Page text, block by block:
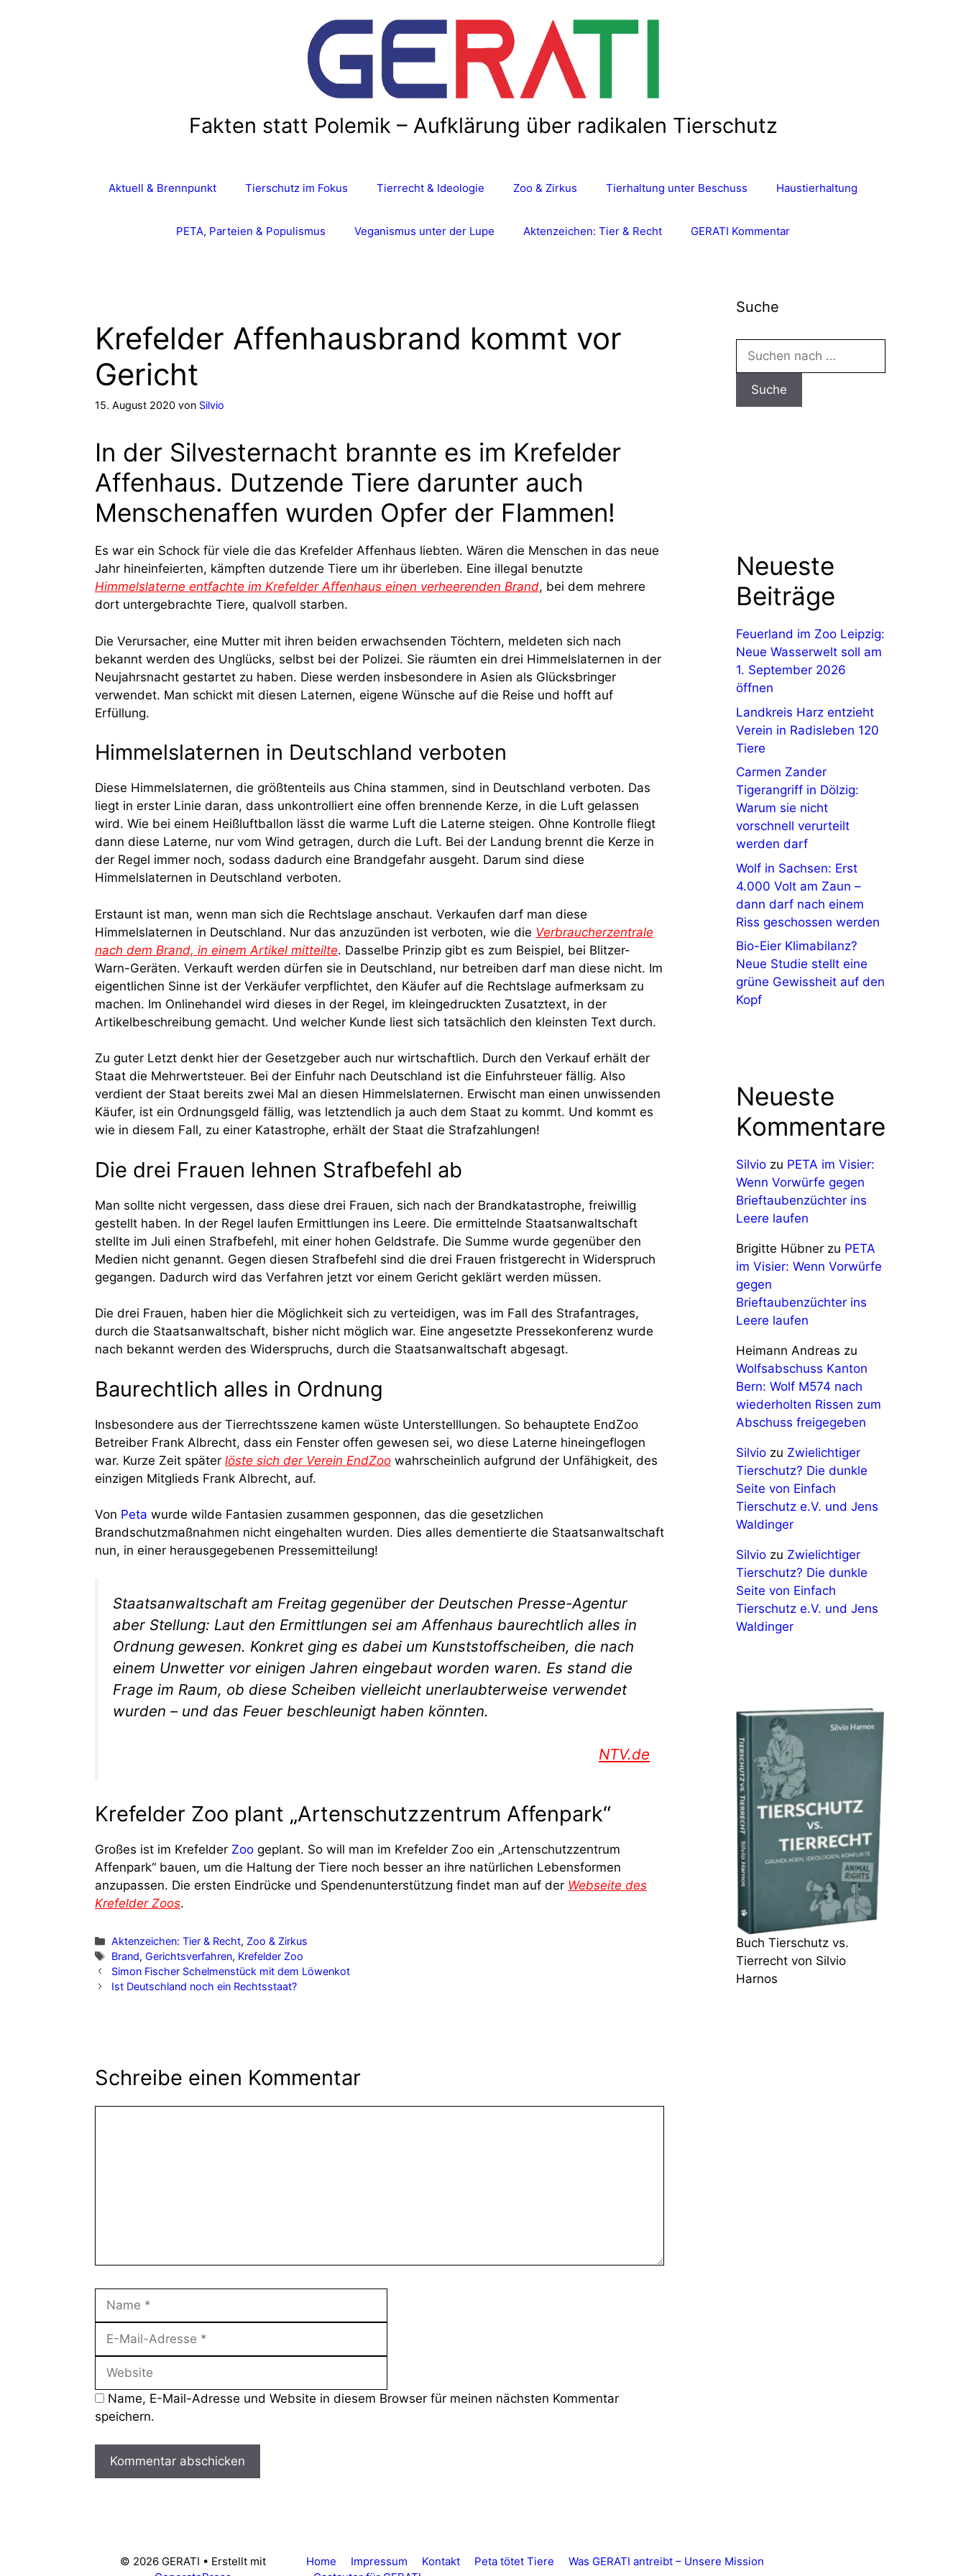
Fakten statt Polemik – Aufklärung über radikalen Tierschutz
Aktuell & Brennpunkt Tierschutz im Fokus Tierrecht & Ideologie Zoo & Zirkus Tierhaltung unter Beschuss Haustierhaltung
PETA, Parteien & Populismus Veganismus unter der Lupe Aktenzeichen: Tier & Recht GERATI Kommentar
Krefelder Affenhausbrand kommt vor
Gericht
15. August 2020 von Silvio
In der Silvesternacht brannte es im Krefelder
Affenhaus. Dutzende Tiere darunter auch
Menschenaffen wurden Opfer der Flammen!
Es war ein Schock für viele die das Krefelder Affenhaus liebten. Wären die Menschen in das neue
Jahr hineinfeierten, kämpften dutzende Tiere um ihr überleben. Eine illegal benutzte
Himmelslaterne entfachte im Krefelder Affenhaus einen verheerenden Brand, bei dem mehrere
dort untergebrachte Tiere, qualvoll starben.
Die Verursacher, eine Mutter mit ihren beiden erwachsenden Töchtern, meldeten sich nach
bekannt werden des Unglücks, selbst bei der Polizei. Sie räumten ein drei Himmelslaternen in der
Neujahrsnacht gestartet zu haben. Diese werden insbesondere in Asien als Glücksbringer
verwendet. Man schickt mit diesen Laternen, eigene Wünsche auf die Reise und hofft auf
Erfüllung.
Himmelslaternen in Deutschland verboten
Diese Himmelslaternen, die größtenteils aus China stammen, sind in Deutschland verboten. Das
liegt in erster Linie daran, dass unkontrolliert eine offen brennende Kerze, in die Luft gelassen
wird. Wie bei einem Heißluftballon lässt die warme Luft die Laterne steigen. Ohne Kontrolle fliegt
dann diese Laterne, nur vom Wind getragen, durch die Luft. Bei der Landung brennt die Kerze in
der Regel immer noch, sodass dadurch eine Brandgefahr ausgeht. Darum sind diese
Himmelslaternen in Deutschland verboten.
Erstaunt ist man, wenn man sich die Rechtslage anschaut. Verkaufen darf man diese
Himmelslaternen in Deutschland. Nur das anzuzünden ist verboten, wie die Verbraucherzentrale
nach dem Brand, in einem Artikel mitteilte. Dasselbe Prinzip gibt es zum Beispiel, bei Blitzer-
Warn-Geräten. Verkauft werden dürfen sie in Deutschland, nur betreiben darf man diese nicht. Im
eigentlichen Sinne ist der Verkäufer verpflichtet, den Käufer auf die Rechtslage aufmerksam zu
machen. Im Onlinehandel wird dieses in der Regel, im kleingedruckten Zusatztext, in der
Artikelbeschreibung gemacht. Und welcher Kunde liest sich tatsächlich den kleinsten Text durch.
Zu guter Letzt denkt hier der Gesetzgeber auch nur wirtschaftlich. Durch den Verkauf erhält der
Staat die Mehrwertsteuer. Bei der Einfuhr nach Deutschland ist die Einfuhrsteuer fällig. Also
verdient der Staat bereits zwei Mal an diesen Himmelslaternen. Erwischt man einen unwissenden
Käufer, ist ein Ordnungsgeld fällig, was letztendlich ja auch dem Staat zu kommt. Und kommt es
wie in diesem Fall, zu einer Katastrophe, erhält der Staat die Strafzahlungen!
Die drei Frauen lehnen Strafbefehl ab
Man sollte nicht vergessen, dass diese drei Frauen, sich nach der Brandkatastrophe, freiwillig
gestellt haben. In der Regel laufen Ermittlungen ins Leere. Die ermittelnde Staatsanwaltschaft
stellte im Juli einen Strafbefehl, mit einer hohen Geldstrafe. Die Summe wurde gegenüber den
Medien nicht genannt. Gegen diesen Strafbefehl sind die drei Frauen fristgerecht in Widerspruch
gegangen. Dadurch wird das Verfahren jetzt vor einem Gericht geklärt werden müssen.
Die drei Frauen, haben hier die Möglichkeit sich zu verteidigen, was im Fall des Strafantrages,
durch die Staatsanwaltschaft, bisher nicht möglich war. Eine angesetzte Pressekonferenz wurde
nach bekannt werden des Widerspruchs, durch die Staatsanwaltschaft abgesagt.
Baurechtlich alles in Ordnung
Insbesondere aus der Tierrechtsszene kamen wüste Unterstelllungen. So behauptete EndZoo
Betreiber Frank Albrecht, dass ein Fenster offen gewesen sei, wo diese Laterne hineingeflogen
war. Kurze Zeit später löste sich der Verein EndZoo wahrscheinlich aufgrund der Unfähigkeit, des
einzigen Mitglieds Frank Albrecht, auf.
Von Peta wurde wilde Fantasien zusammen gesponnen, das die gesetzlichen
Brandschutzmaßnahmen nicht eingehalten wurden. Dies alles dementierte die Staatsanwaltschaft
nun, in einer herausgegebenen Pressemitteilung!
Staatsanwaltschaft am Freitag gegenüber der Deutschen Presse-Agentur
aber Stellung: Laut den Ermittlungen sei am Affenhaus baurechtlich alles in
Ordnung gewesen. Konkret ging es dabei um Kunststoffscheiben, die nach
einem Unwetter vor einigen Jahren eingebaut worden waren. Es stand die
Frage im Raum, ob diese Scheiben vielleicht unerlaubterweise verwendet
wurden – und das Feuer beschleunigt haben könnten.
NTV.de
Krefelder Zoo plant „Artenschutzzentrum Affenpark“
Großes ist im Krefelder Zoo geplant. So will man im Krefelder Zoo ein „Artenschutzzentrum
Affenpark“ bauen, um die Haltung der Tiere noch besser an ihre natürlichen Lebensformen
anzupassen. Die ersten Eindrücke und Spendenunterstützung findet man auf der Webseite des
Krefelder Zoos.
Kategorien
Aktenzeichen: Tier & Recht, Zoo & Zirkus
Schlagwörter
Brand,Gerichtsverfahren, Krefelder Zoo
Simon Fischer Schelmenstück mit dem Löwenkot
Ist Deutschland noch ein Rechtsstaat?
Schreibe einen Kommentar
Name
Name, E-Mail-Adresse und Website in diesem Browser für meinen nächsten Kommentar
speichern.
Suche
Suchen
nach:
Neueste
Beiträge
Feuerland im Zoo Leipzig:
Neue Wasserwelt soll am
1. September 2026
öffnen
Landkreis Harz entzieht
Verein in Radisleben 120
Tiere
Carmen Zander
Tigerangriff in Dölzig:
Warum sie nicht
vorschnell verurteilt
werden darf
Wolf in Sachsen: Erst
4.000 Volt am Zaun –
dann darf nach einem
Riss geschossen werden
Bio-Eier Klimabilanz?
Neue Studie stellt eine
grüne Gewissheit auf den
Kopf
Neueste
Kommentare
Silvio zu PETA im Visier:
Wenn Vorwürfe gegen
Brieftaubenzüchter ins
Leere laufen
Brigitte Hübner zu PETA
im Visier: Wenn Vorwürfe
gegen
Brieftaubenzüchter ins
Leere laufen
Heimann Andreas zu
Wolfsabschuss Kanton
Bern: Wolf M574 nach
wiederholten Rissen zum
Abschuss freigegeben
Silvio zu Zwielichtiger
Tierschutz? Die dunkle
Seite von Einfach
Tierschutz e.V. und Jens
Waldinger
Silvio zu Zwielichtiger
Tierschutz? Die dunkle
Seite von Einfach
Tierschutz e.V. und Jens
Waldinger
Buch Tierschutz vs.
Tierrecht von Silvio
Harnos
Home Impressum Kontakt Peta tötet Tiere
Was GERATI antreibt – Unsere Mission
© 2026 GERATI • Erstellt mit